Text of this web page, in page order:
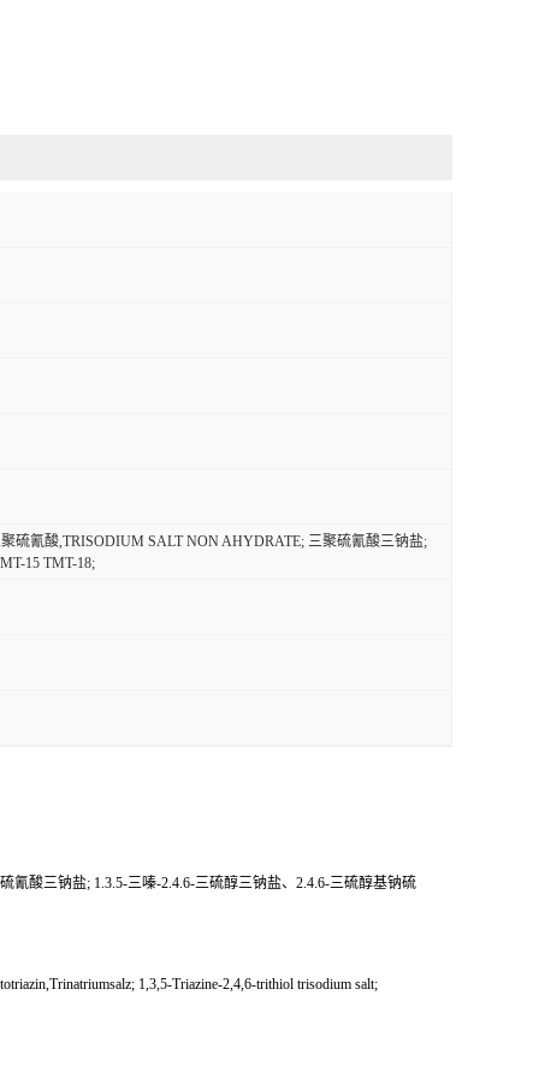
硫氰酸,TRISODIUM SALT NON AHYDRATE; 三聚硫氰酸三钠盐;
15 TMT-18;
酸三钠盐; 1.3.5-三嗪-2.4.6-三硫醇三钠盐、2.4.6-三硫醇基钠硫
1,3,5-Triazine-2,4,6-trithiol trisodium salt;